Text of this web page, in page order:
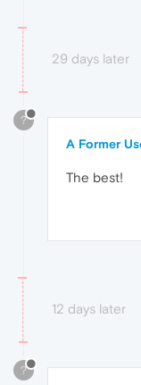
29 days later
?
A Former
The best!
12 days later
?